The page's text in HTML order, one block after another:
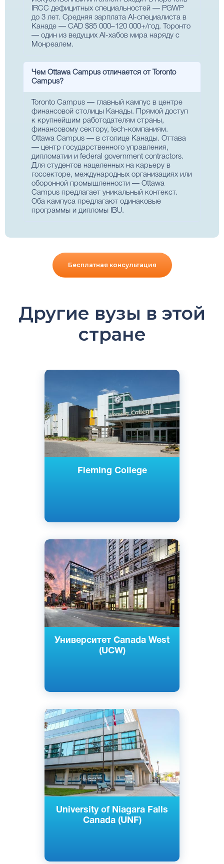
IRCC дефицитных специальностей — PGWP
до 3 лет. Средняя зарплата AI-специалиста в
Канаде — CAD $85 000–120 000+/год. Торонто
— один из ведущих AI-хабов мира наряду с
Монреалем.
Чем Ottawa Campus отличается от Toronto
Campus?
Toronto Campus — главный кампус в центре
финансовой столицы Канады. Прямой доступ
к крупнейшим работодателям страны,
финансовому сектору, tech-компаниям.
Ottawa Campus — в столице Канады. Оттава
— центр государственного управления,
дипломатии и federal government contractors.
Для студентов нацеленных на карьеру в
госсекторе, международных организациях или
оборонной промышленности — Ottawa
Campus предлагает уникальный контекст.
Оба кампуса предлагают одинаковые
программы и дипломы IBU.
Бесплатная консультация
Другие вузы в этой
стране
Fleming College
Английский
Государственный
Университет Canada West
(UCW)
Английский
Ванкувер, Канада
Частный
University of Niagara Falls
Canada (UNF)
Английский
Ниагара-Фолс, Канада
Частный